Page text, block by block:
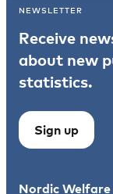
NEWSLETTER
Receive
about new
statistics.
Sign up
Nordic